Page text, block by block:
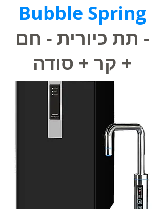
Bubble Spring
- תת כיורית - חם
+ קר + סודה